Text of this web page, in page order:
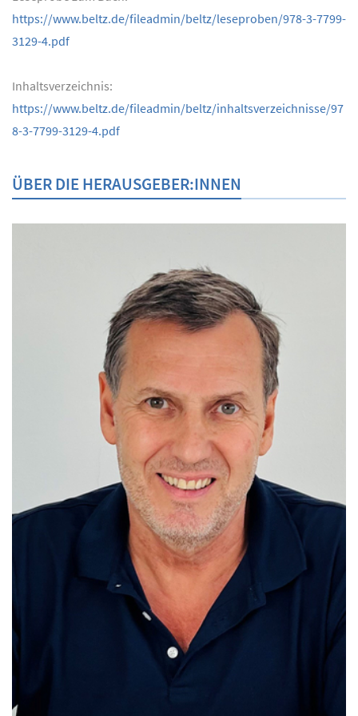
https://www.beltz.de/fileadmin/beltz/leseproben/978-3-7799-
3129-4.pdf
Inhaltsverzeichnis:
https://www.beltz.de/fileadmin/beltz/inhaltsverzeichnisse/97
8-3-7799-3129-4.pdf
ÜBER DIE HERAUSGEBER:INNEN